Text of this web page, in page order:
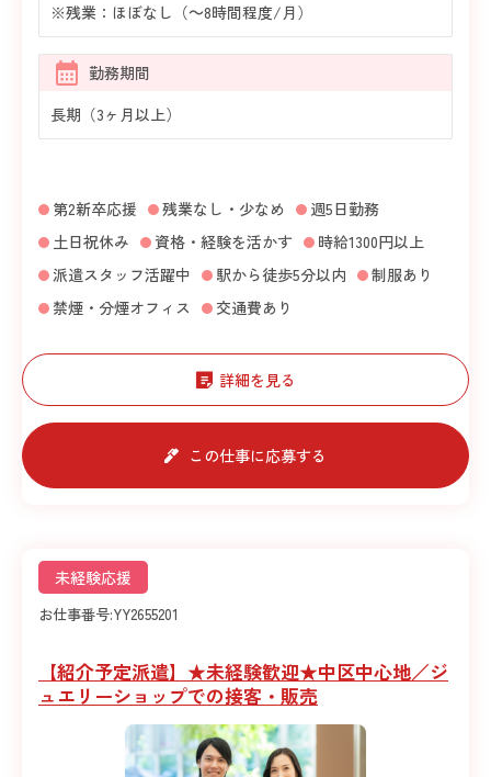
※残業：ほぼなし（～8時間程度/月）
勤務期間
長期（3ヶ月以上）
第2新卒応援 残業なし・少なめ
週5日勤務
土日祝休み
資格・経験を活かす
時給1300円以上
派遣スタッフ活躍中
駅から徒歩5分以内
制服あり
禁煙・分煙オフィス
交通費あり
詳細を見る
この仕事に応募する
未経験応援
お仕事番号:YY2655201
【紹介予定派遣】★未経験歓迎★中区中心地／ジ
ュエリーショップでの接客・販売